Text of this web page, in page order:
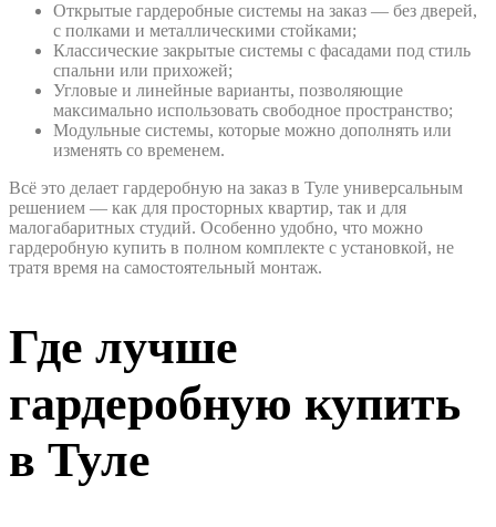
Открытые гардеробные системы на заказ — без дверей,
с полками и металлическими стойками;
Классические закрытые системы с фасадами под стиль
спальни или прихожей;
Угловые и линейные варианты, позволяющие
максимально использовать свободное пространство;
Модульные системы, которые можно дополнять или
изменять со временем.
Всё это делает гардеробную на заказ в Туле универсальным
решением — как для просторных квартир, так и для
малогабаритных студий. Особенно удобно, что можно
гардеробную купить в полном комплекте с установкой, не
тратя время на самостоятельный монтаж.
Где лучше
гардеробную купить
в Туле